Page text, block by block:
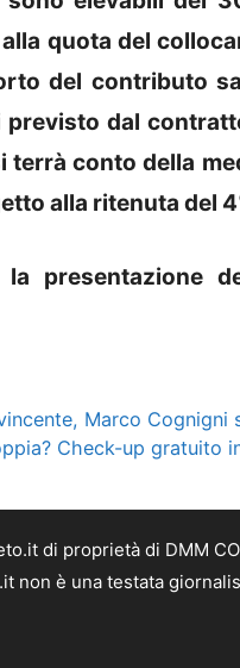
quota del
del contributo
previsto dal
terrà conto della
alla ritenuta del
presentazione
Marco
Check-up gratuito
di proprietà di DMM
non è una testata